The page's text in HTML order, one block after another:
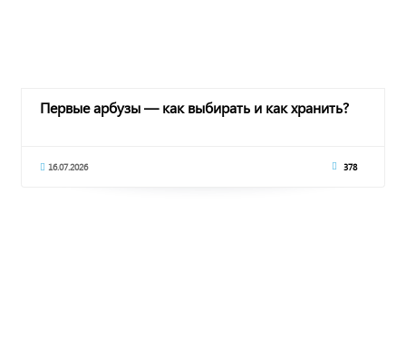
Первые арбузы — как выбирать и как хранить?
16.07.2026 378